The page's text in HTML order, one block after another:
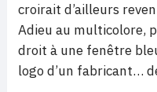
croirait d’ailleurs
Adieu au multicolore,
droit à une fenêtre
logo d’un fabricant…